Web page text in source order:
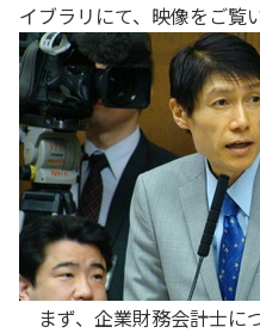
イブラリ にて、映像をご覧
まず、企業財務会計士に